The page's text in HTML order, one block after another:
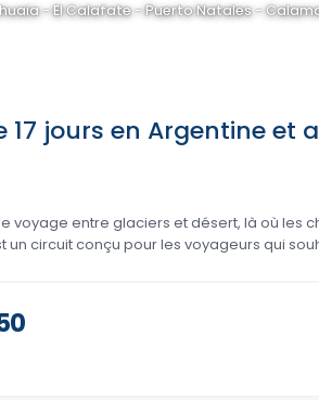
- El Calafate - Puerto Natales -
17 jours en Argentine et
voyage entre glaciers et désert, là où
un circuit conçu pour les voyageurs qui